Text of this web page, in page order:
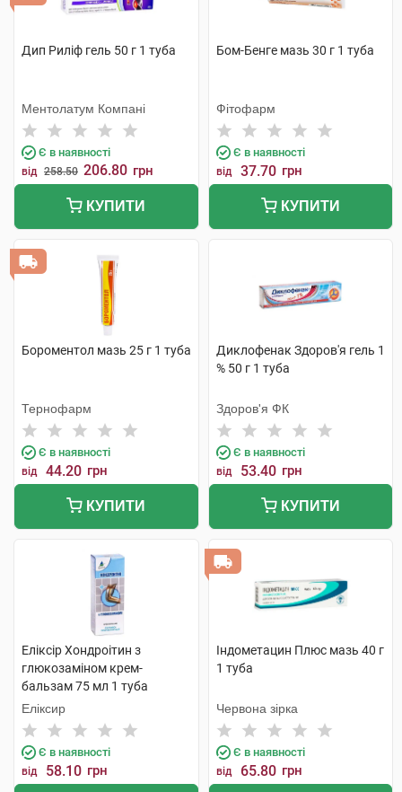
Дип Риліф гель 50 г 1 туба
Ментолатум Компані
Є в наявності
від 258.50 206.80 грн
КУПИТИ
Бом-Бенге мазь 30 г 1 туба
Фітофарм
Є в наявності
від 37.70 грн
КУПИТИ
Бороментол мазь 25 г 1 туба
Тернофарм
Є в наявності
від 44.20 грн
КУПИТИ
Диклофенак Здоров'я гель 1
% 50 г 1 туба
Здоров'я ФК
Є в наявності
від 53.40 грн
КУПИТИ
Еліксір Хондроітин з
глюкозаміном крем-
бальзам 75 мл 1 туба
Еліксир
Є в наявності
від 58.10 грн
Індометацин Плюс мазь 40 г
1 туба
Червона зірка
Є в наявності
від 65.80 грн